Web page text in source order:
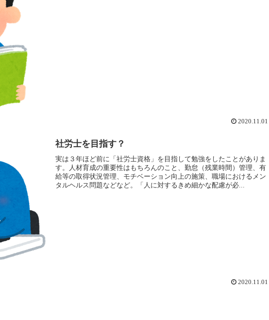
2020.11.01
社労士を目指す？
実は３年ほど前に「社労士資格」を目指して勉強をしたことがありま
す。人材育成の重要性はもちろんのこと、勤怠（残業時間）管理、有
給等の取得状況管理、モチベーション向上の施策、職場におけるメン
タルヘルス問題などなど。「人に対するきめ細かな配慮が必...
2020.11.01